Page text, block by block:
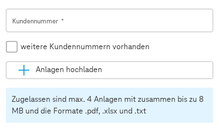
Kundennummer *
weitere Kundennummern vorhanden
Anlagen hochladen
Zugelassen sind max. 4 Anlagen mit zusammen bis zu 8
MB und die Formate .pdf, .xlsx und .txt